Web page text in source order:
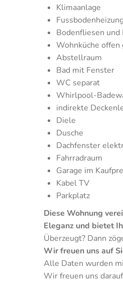
Klimaanlage
Fussbodenheizung
Bodenfliesen
Wohnküche
Abstellraum
Bad mit Fenster
WC separat
Whirlpool-
indirekte
Diele
Dusche
Dachfenster
Fahrradraum
Garage im
Kabel TV
Parkplatz
Diese Wohnung
Eleganz und bietet
Überzeugt? Dann
Wir freuen uns auf
Alle Daten wurden
Wir freuen uns